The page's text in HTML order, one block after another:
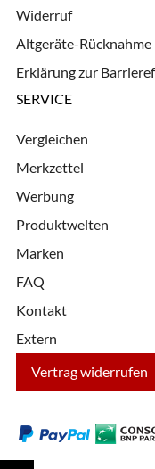
Widerruf
Altgeräte-Rücknahme
Erklärung zur
SERVICE
Vergleichen
Merkzettel
Werbung
Produktwelten
Marken
FAQ
Kontakt
Extern
Vertrag widerrufen